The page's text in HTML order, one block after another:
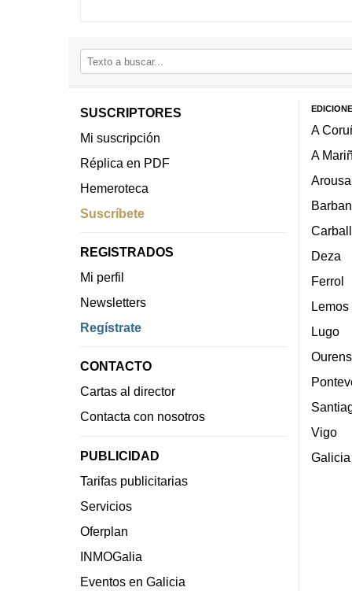
SUSCRIPTORES
Mi suscripción
Réplica en PDF
Hemeroteca
Suscríbete
REGISTRADOS
Mi perfil
Newsletters
Regístrate
CONTACTO
Cartas al director
Contacta con nosotros
PUBLICIDAD
Tarifas publicitarias
Servicios
Oferplan
INMOGalia
Eventos en Galicia
A
A
Arousa
Deza
Ferrol
Lemos
Lugo
Vigo